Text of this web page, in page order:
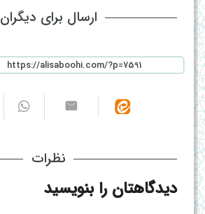
ارسال برای دیگران
نظرات
دیدگاهتان را بنویسید